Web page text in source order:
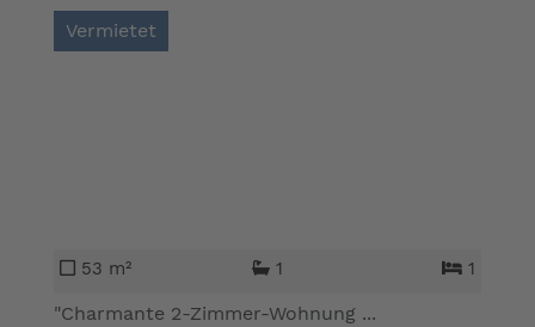
Vermietet
53 m² 1 1
"Charmante 2-Zimmer-Wohnung ...